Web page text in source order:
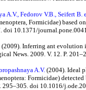
A.V., Fedorov V.B., Seifert B.
Formicidae) based
doi 10.1371/
(2009). Inferring ant evolution
News. 2009. V. 12. P.
A.V. (2004). Ideal
Formicidae)
295–305. doi 10.1016/